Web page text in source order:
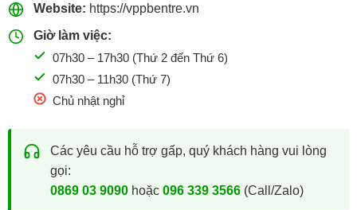
Website: https://vppbentre.vn
Giờ làm việc:
07h30 – 17h30 (Thứ 2 đến Thứ 6)
07h30 – 11h30 (Thứ 7)
Chủ nhật nghỉ
Các yêu cầu hỗ trợ gấp, quý khách hàng vui lòng
gọi:
0869 03 9090hoặc 096 339 3566(Call/Zalo)